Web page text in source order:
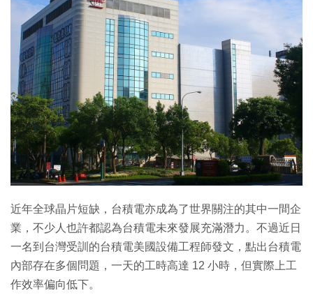
近年全球晶片短缺，台積電亦成為了世界關注的其中一間企
業，不少人也許都認為台積電未來發展充滿潛力。不過近日
一名到台灣受訓的台積電美國設備工程師發文，點出台積電
內部存在多個問題，一天的工時高達 12 小時，但實際上工
作效率偏向低下。